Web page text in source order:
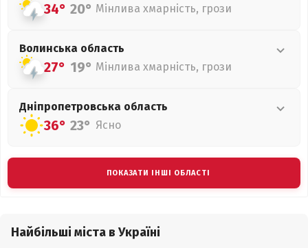
34° 20° Мінлива хмарність, грози
Волинська область
27° 19° Мінлива хмарність, грози
Дніпропетровська область
36° 23° Ясно
ПОКАЗАТИ ІНШІ ОБЛАСТІ
Найбільші міста в Україні